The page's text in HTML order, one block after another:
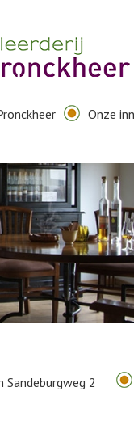
Onze
Sandeburgweg 2